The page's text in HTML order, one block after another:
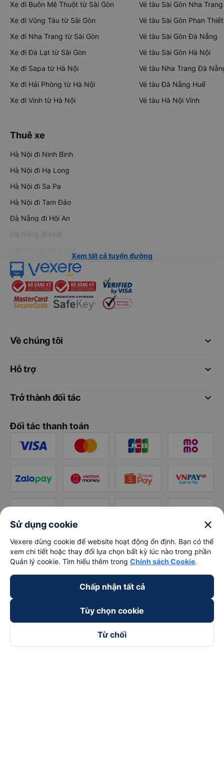
Xe đi Buôn Mê Thuột từ Sài Gòn
Xe đi Vũng Tàu từ Sài Gòn
Xe đi Nha Trang từ Sài Gòn
Xe đi Đà Lạt từ Sài Gòn
Xe đi Sapa từ Hà Nội
Xe đi Hải Phòng từ Hà Nội
Xe đi Vinh từ Hà Nội
Vé tàu Sài Gòn Nha Trang
Vé tàu Sài Gòn Phan Thiết
Vé tàu Sài Gòn Đà Nẵng
Vé tàu Sài Gòn Hà Nội
Vé tàu Nha Trang Đà
Vé tàu Đà Nẵng Huế
Vé tàu Hà Nội Vinh
Thuê xe
Hà Nội đi Ninh Bình
Hà Nội đi Hạ Long
Hà Nội đi Sa Pa
Hà Nội đi Tam Đảo
Đà Nẵng đi Hội An
Đà Nẵng đi Huế
Xem tất cả tuyến đường
keyboard_arrow_down
Về chúng tôi
keyboard_arrow_down
Hỗ trợ
keyboard_arrow_down
Trở thành đối tác
Đối tác thanh toán
Sử dụng cookie close
Vexere dùng cookie để website hoạt động ổn định. Bạn có thể
xem chi tiết hoặc thay đổi lựa chọn bất kỳ lúc nào trong phần
Quản lý cookie. Tìm hiểu thêm trong Chính sách Cookie.
Chấp nhận tất cả
Tùy chọn cookie
Từ chối